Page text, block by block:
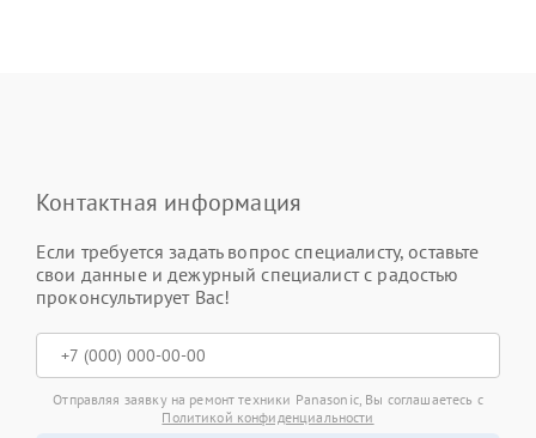
Контактная информация
Если требуется задать вопрос специалисту, оставьте
свои данные и дежурный специалист с радостью
проконсультирует Вас!
Отправляя заявку на ремонт техники Panasonic, Вы соглашаетесь с
Политикой конфиденциальности